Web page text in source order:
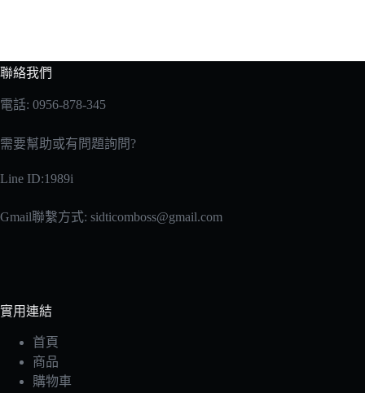
聯絡我們
電話: 0956-878-345
需要幫助或有問題詢問?
Line ID:1989i
Gmail聯繫方式: sidticomboss@gmail.com
實用連結
首頁
商品
購物車